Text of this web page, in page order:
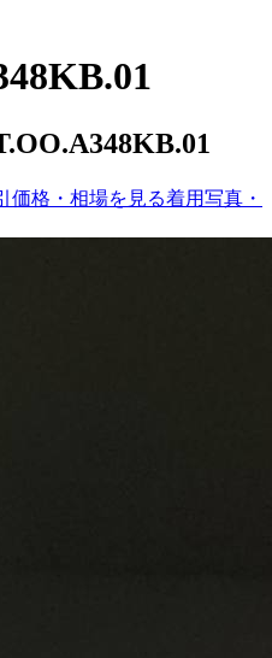
価格・相場を見る着用写真・